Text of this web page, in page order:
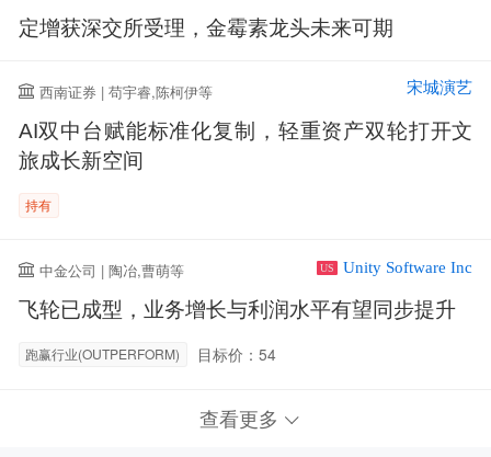
定增获深交所受理，金霉素龙头未来可期
西南证券 | 苟宇睿,陈柯伊等 宋城演艺
AI双中台赋能标准化复制，轻重资产双轮打开文
旅成长新空间
持有
中金公司 | 陶冶,曹萌等 US Unity Software Inc
飞轮已成型，业务增长与利润水平有望同步提升
跑赢行业(OUTPERFORM) 目标价：54
查看更多